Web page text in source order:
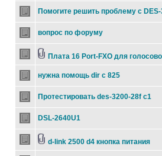
Помогите решить проблему с
вопрос по форуму
Плата 16 Port-FXO для
нужна помощь dir с 825
Протестировать des-3200-28f c1
DSL-2640U1
d-link 2500 d4 кнопка питания